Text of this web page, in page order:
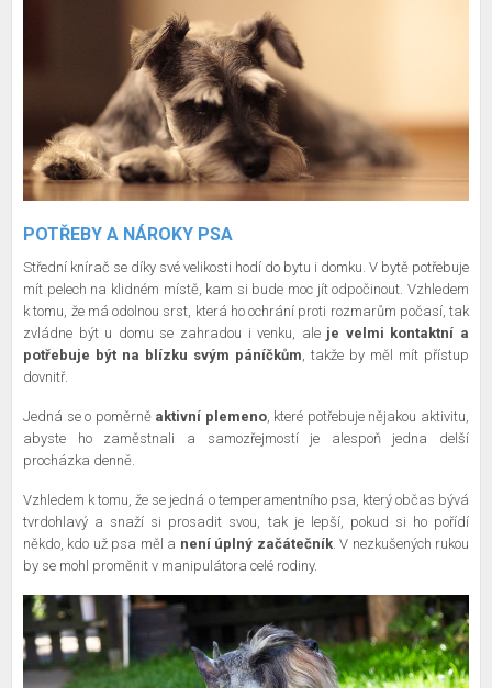
POTŘEBY A NÁROKY PSA
Střední knírač se díky své velikosti hodí do bytu i domku. V bytě potřebuje
mít pelech na klidném místě, kam si bude moc jít odpočinout. Vzhledem
k tomu, že má odolnou srst, která ho ochrání proti rozmarům počasí, tak
zvládne být u domu se zahradou i venku, aleje velmi kontaktní a
potřebuje být na blízku svým páníčkům , takže by měl mít přístup
dovnitř.
Jedná se o poměrně aktivní plemeno, které potřebuje nějakou aktivitu,
abyste ho zaměstnali a samozřejmostí je alespoň jedna delší
procházka denně.
Vzhledem k tomu, že se jedná o temperamentního psa, který občas bývá
tvrdohlavý a snaží si prosadit svou, tak je lepší, pokud si ho pořídí
někdo, kdo už psa měl a není úplný začátečník. V nezkušených rukou
by se mohl proměnit v manipulátora celé rodiny.